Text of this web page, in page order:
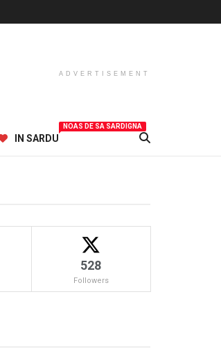
ADVERTISEMENT
IN SARDU
NOAS DE SA SARDIGNA
528
Followers